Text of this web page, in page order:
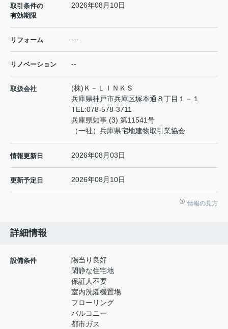
取引条件の
有効期限
2026年08月10日
リフォーム ---
リノベーション --
取扱会社
(株)Ｋ－ＬＩＮＫＳ
兵庫県神戸市兵庫区塚本通８丁目１－１
TEL:078-578-3711
兵庫県知事 (3) 第11541号
（一社）兵庫県宅地建物取引業協会
情報更新日 2026年08月03日
更新予定日 2026年08月10日
情報の見方
詳細情報
設備条件
陽当り良好
閑静な住宅地
保証人不要
室内洗濯機置場
フローリング
バルコニー
都市ガス